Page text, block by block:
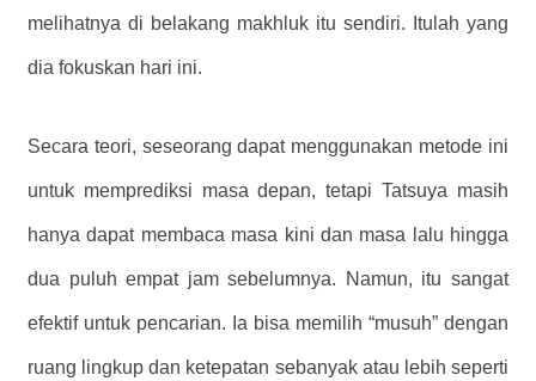
melihatnya di belakang makhluk itu sendiri. Itulah yang
dia fokuskan hari ini.
Secara teori, seseorang dapat menggunakan metode ini
untuk memprediksi masa depan, tetapi Tatsuya masih
hanya dapat membaca masa kini dan masa lalu hingga
dua puluh empat jam sebelumnya. Namun, itu sangat
efektif untuk pencarian. Ia bisa memilih “musuh” dengan
ruang lingkup dan ketepatan sebanyak atau lebih seperti